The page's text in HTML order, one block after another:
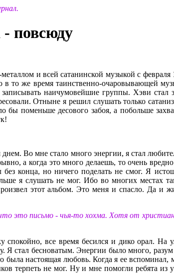
повсюду
и всей сатанинской музыкой с
то же время таинственно-очаровывающей
наичумовейшие группы. Хэви
Отныне я решил слушать только
бы поменьше десового забоя, а побольше
Во мне стало много энергии, я стал
а когда это много делаешь, то очень
конца, но ничего поделать не смог. Я
я слушать не мог. Ибо во многих местах
этот альбом. Это меня и спасло. Да и
это письмо - чья-то хохма. Хотя от
все время бесился и дико орал. На
стал бесноватым. Энергии было много, разум
настоящая любовь. Когда я ее вспоминал,
терпеть не мог. Ну и мне помогли ребята из